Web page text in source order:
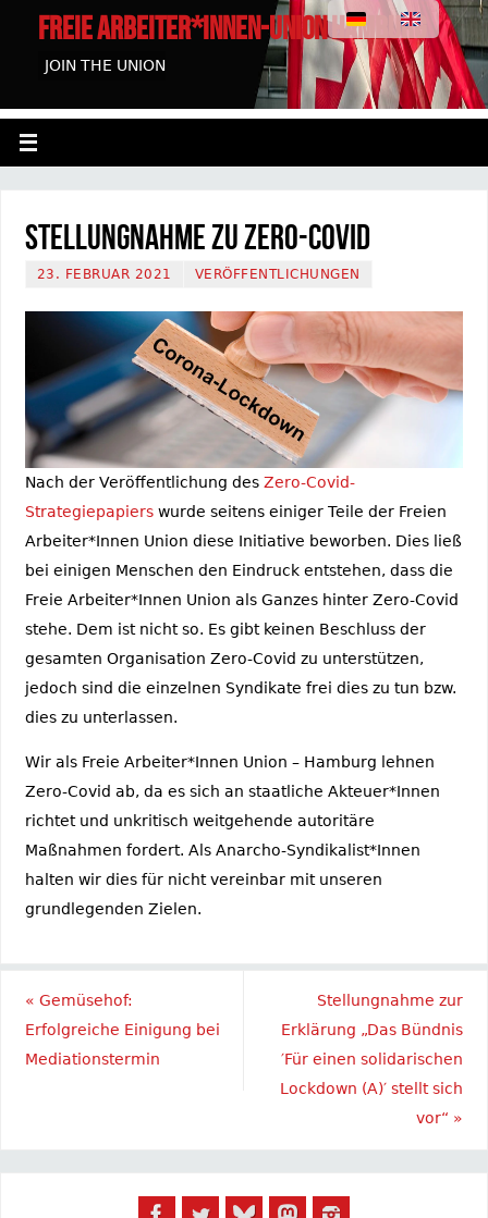
FREIE ARBEITER*INNEN-UNION HAMBURG
JOIN THE UNION
Stellungnahme zu Zero-Covid
23. FEBRUAR 2021 VERÖFFENTLICHUNGEN
Nach der Veröffentlichung des Zero-Covid-
Strategiepapierswurde seitens einiger Teile der Freien
Arbeiter*Innen Union diese Initiative beworben. Dies ließ
bei einigen Menschen den Eindruck entstehen, dass die
Freie Arbeiter*Innen Union als Ganzes hinter Zero-Covid
stehe. Dem ist nicht so. Es gibt keinen Beschluss der
gesamten Organisation Zero-Covid zu unterstützen,
jedoch sind die einzelnen Syndikate frei dies zu tun bzw.
dies zu unterlassen.
Wir als Freie Arbeiter*Innen Union – Hamburg lehnen
Zero-Covid ab, da es sich an staatliche Akteuer*Innen
richtet und unkritisch weitgehende autoritäre
Maßnahmen fordert. Als Anarcho-Syndikalist*Innen
halten wir dies für nicht vereinbar mit unseren
grundlegenden Zielen.
« Gemüsehof:
Erfolgreiche Einigung bei
Mediationstermin
Stellungnahme zur
Erklärung „Das Bündnis
′Für einen solidarischen
Lockdown (A)′ stellt sich
vor“ »